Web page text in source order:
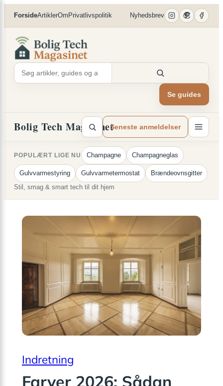
Spring
indhold
ForsideArtiklerOm Privatlivspolitik Nyhedsbrev
Se guides
Bolig Tech MagasinetSeneste anmeldelser
POPULÆRT LIGE NU Champagne Champagneglas
Gulvvarmestyring Gulvvarmetermostat
Brændeovnsgitter
Stil, smag & smart tech til dit hjem
Indretning
Farver 2026: Sådan